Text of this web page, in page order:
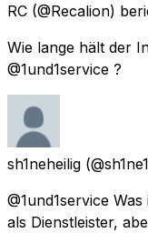
RC (@Recalion)
Wie lange hält der
@1und1service ?
sh1neheilig
@1und1service
als Dienstleister,